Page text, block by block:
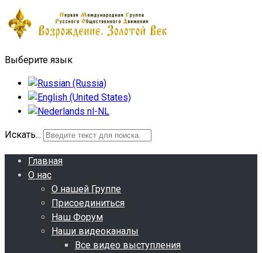
Выберите язык
Искать...
Главная
О нас
О нашей Группе
Присоединиться
Наш Форум
Наши видеоканалы
Все видео выступления